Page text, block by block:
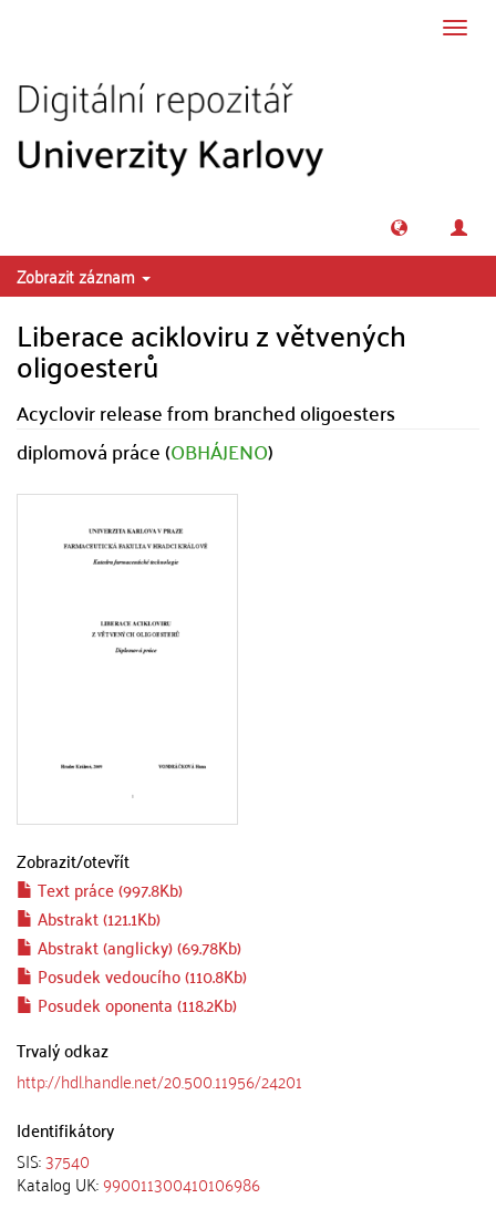
Zobrazit záznam
Liberace acikloviru z větvených
oligoesterů
Acyclovir release from branched oligoesters
diplomová práce (OBHÁJENO)
Zobrazit/otevřít
Text práce (997.8Kb)
Abstrakt (121.1Kb)
Abstrakt (anglicky) (69.78Kb)
Posudek vedoucího (110.8Kb)
Posudek oponenta (118.2Kb)
Trvalý odkaz
http://hdl.handle.net/20.500.11956/24201
Identifikátory
SIS:37540
Katalog UK:990011300410106986